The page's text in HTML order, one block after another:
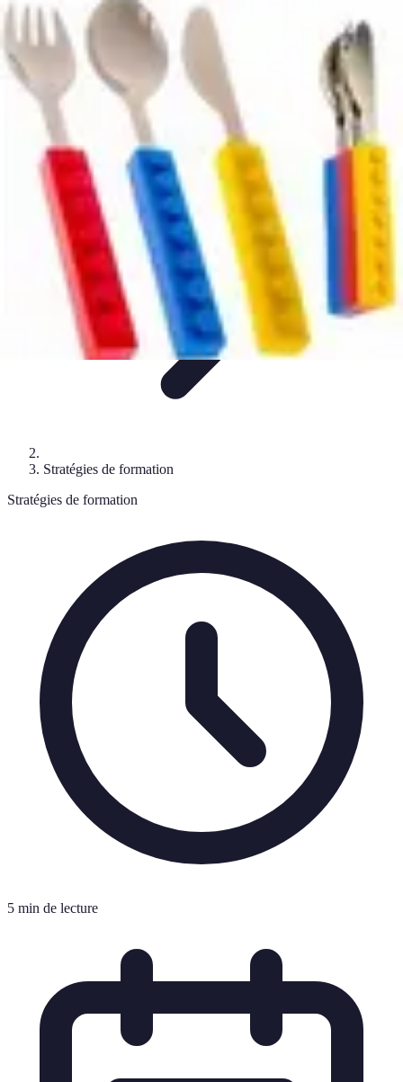
Training Pro
Méthodes de Formation
Conception de formation
Formation sur
mesureFormation et Méthodologies Optimisation du Training
Training Pro
Stratégies de formation
Stratégies de formation
5 min de lecture